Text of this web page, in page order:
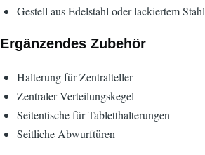
Gestell aus Edelstahl oder lackiertem Stahl
Ergänzendes Zubehör
Halterung für Zentralteller
Zentraler Verteilungskegel
Seitentische für Tabletthalterungen
Seitliche Abwurftüren